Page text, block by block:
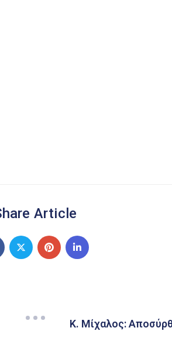
Article
Κ. Μίχαλος: